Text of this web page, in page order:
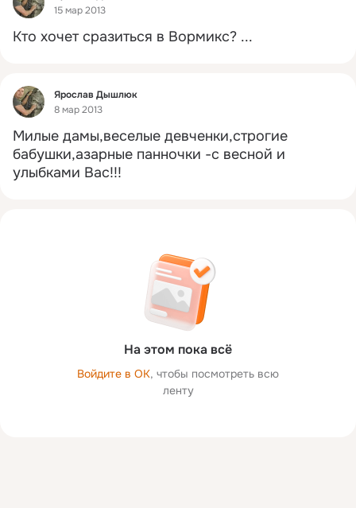
15 мар 2013
Кто хочет сразиться в Вормикс? ...
Фид
Ярослав Дышлюк
8 мар 2013
Милые дамы,веселые девченки,строгие
бабушки,азарные панночки -с весной и
улыбками Вас!!!
На этом пока всё
Войдите в ОК, чтобы посмотреть всю
ленту